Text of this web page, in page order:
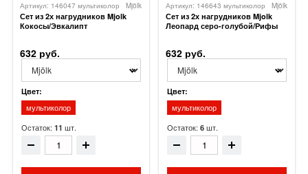
Сет из 2х нагрудников Mjolk
Кокосы/Эвкалипт
Артикул: 146047 мультиколор Mjölk
632 руб.
Цвет:
мультиколор
Остаток: 11 шт.
Сет из 2х нагрудников Mjolk
Леопард серо-голубой/Рифы
Артикул: 146643 мультиколор Mjölk
632 руб.
Цвет:
мультиколор
Остаток: 6 шт.